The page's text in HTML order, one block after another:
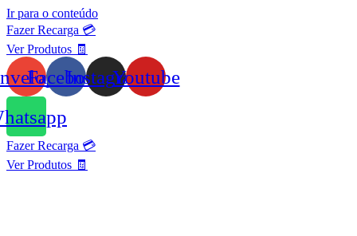
Ir para o conteúdo
Fazer Recarga 💳
Ver Produtos 🧾
FacebookInstagramYoutube
Fazer Recarga 💳
Ver Produtos 🧾